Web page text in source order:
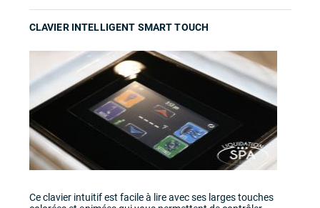
CLAVIER INTELLIGENT SMART TOUCH
Ce clavier intuitif est facile à lire avec ses larges touches